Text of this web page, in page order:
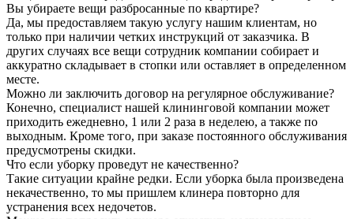
Вы убираете вещи разбросанные по квартире?
Да, мы предоставляем такую услугу нашим клиентам, но
только при наличии четких инструкций от заказчика. В
других случаях все вещи сотрудник компании собирает и
аккуратно складывает в стопки или оставляет в определенном
месте.
Можно ли заключить договор на регулярное обслуживание?
Конечно, специалист нашей клининговой компании может
приходить ежедневно, 1 или 2 раза в неделею, а также по
выходным. Кроме того, при заказе постоянного обслуживания
предусмотрены скидки.
Что если уборку проведут не качественно?
Такие ситуации крайне редки. Если уборка была произведена
некачественно, то мы пришлем клинера повторно для
устранения всех недочетов.